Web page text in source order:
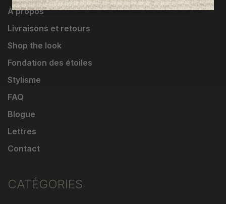
À propos
Livraisons et retours
Shop the look
Fondation des étoiles
Stylisme
FAQ
Blogue
Lettres
Contact
CATÉGORIES